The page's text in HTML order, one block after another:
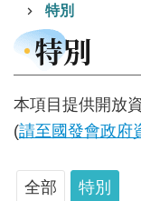
搜
尋
特別
特別
本項目提供開放
(請至國發會政府
全部 特別